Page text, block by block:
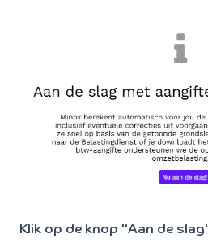
Klik op de knop "Aan de